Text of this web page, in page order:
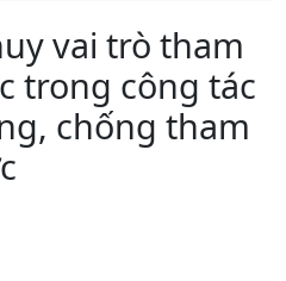
vai trò tham
trong công tác
chống tham